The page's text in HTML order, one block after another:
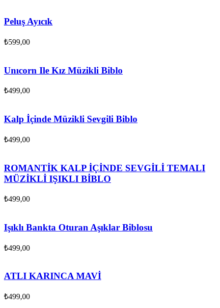
Peluş Ayıcık
₺599,00
Unıcorn Ile Kız Müzikli Biblo
₺499,00
Kalp İçinde Müzikli Sevgili Biblo
₺499,00
ROMANTİK KALP İÇİNDE SEVGİLİ TEMALI
MÜZİKLİ IŞIKLI BİBLO
₺499,00
Işıklı Bankta Oturan Aşıklar Biblosu
₺499,00
ATLI KARINCA MAVİ
₺499,00